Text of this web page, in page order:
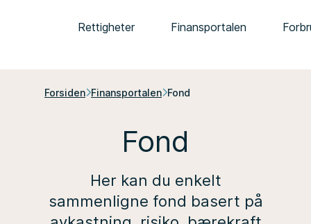
Rettigheter Finansportalen
Forsiden Finansportalen Fond
Fond
Her kan du enkelt
sammenligne fond basert på